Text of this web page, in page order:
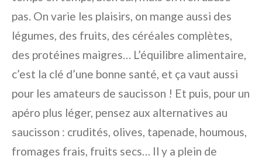
pas. On varie les plaisirs, on mange aussi des
légumes, des fruits, des céréales complètes,
des protéines maigres… L’équilibre alimentaire,
c’est la clé d’une bonne santé, et ça vaut aussi
pour les amateurs de saucisson ! Et puis, pour un
apéro plus léger, pensez aux alternatives au
saucisson : crudités, olives, tapenade, houmous,
fromages frais, fruits secs… Il y a plein de